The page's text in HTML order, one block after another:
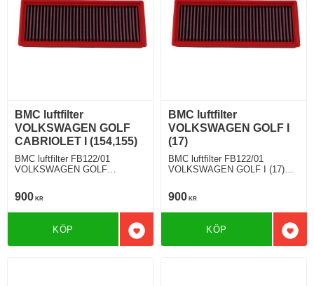
BMC luftfilter
VOLKSWAGEN GOLF
CABRIOLET I (154,155)
BMC luftfilter FB122/01
VOLKSWAGEN GOLF
Hkr
900 KR
Lägg till i favoriter
KÖP
BMC luftfilter
VOLKSWAGEN GOLF I
(17)
BMC luftfilter FB122/01
VOLKSWAGEN GOLF I (17)
900 KR
KÖP